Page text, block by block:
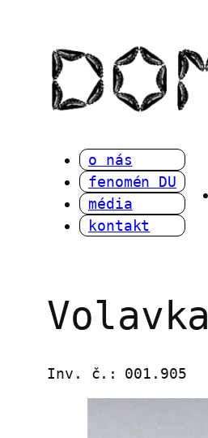
o nás
fenomén DU
média
kontakt
Volavka
Inv. č.: 001.905